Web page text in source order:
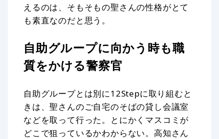
えるのは、そもそもの聖さんの性格がとて
も素直なのだと思う。
自助グループに向かう時も職
質をかける警察官
自助グループとは別に12Stepに取り組むと
きは、聖さんのご自宅のそばの貸し会議室
などを取って行った。とにかくマスコミが
どこで狙っているかわからない。高知さん